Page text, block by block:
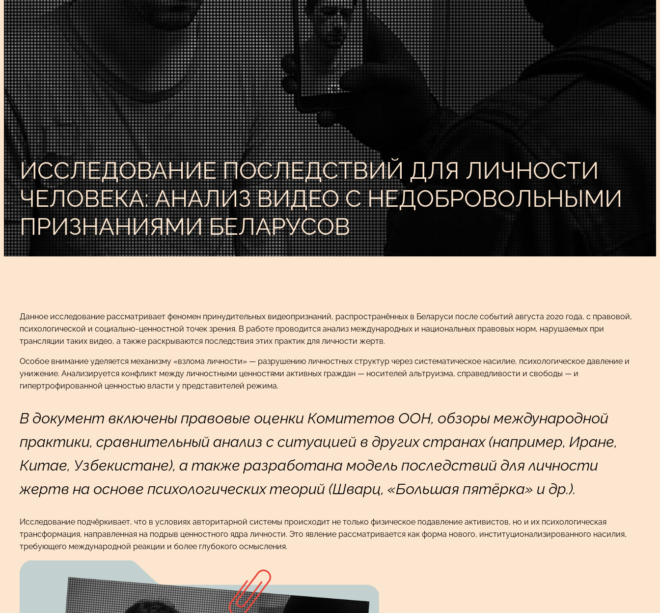
ИССЛЕДОВАНИЕ ПОСЛЕДСТВИЙ ДЛЯ ЛИЧНОСТИ
ЧЕЛОВЕКА: АНАЛИЗ ВИДЕО С НЕДОБРОВОЛЬНЫМИ
ПРИЗНАНИЯМИ БЕЛАРУСОВ
Данное исследование рассматривает феномен принудительных видеопризнаний, распространённых в Беларуси после событий августа 2020 года, с правовой,
психологической и социально-ценностной точек зрения. В работе проводится анализ международных и национальных правовых норм, нарушаемых при
трансляции таких видео, а также раскрываются последствия этих практик для личности жертв.
Особое внимание уделяется механизму «взлома личности» — разрушению личностных структур через систематическое насилие, психологическое давление и
унижение. Анализируется конфликт между личностными ценностями активных граждан — носителей альтруизма, справедливости и свободы — и
гипертрофированной ценностью власти у представителей режима.
В документ включены правовые оценки Комитетов ООН, обзоры международной
практики, сравнительный анализ с ситуацией в других странах (например, Иране,
Китае, Узбекистане), а также разработана модель последствий для личности
жертв на основе психологических теорий (Шварц, «Большая пятёрка» и др.).
Исследование подчёркивает, что в условиях авторитарной системы происходит не только физическое подавление активистов, но и их психологическая
трансформация, направленная на подрыв ценностного ядра личности. Это явление рассматривается как форма нового, институционализированного насилия,
требующего международной реакции и более глубокого осмысления.